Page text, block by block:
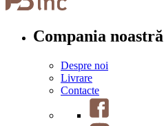
Compania noastră
Despre noi
Livrare
Contacte